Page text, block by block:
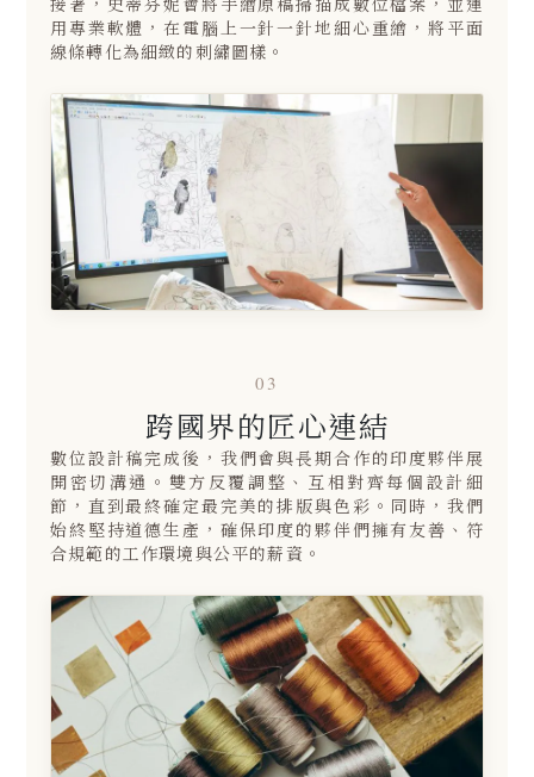
用專業軟體，在電腦上一針一針地細心重繪，將平面
線條轉化為細緻的刺繡圖樣。
03
跨國界的匠心連結
數位設計稿完成後，我們會與長期合作的印度夥伴展
開密切溝通。雙方反覆調整、互相對齊每個設計細
節，直到最終確定最完美的排版與色彩。同時，我們
始終堅持道德生產，確保印度的夥伴們擁有友善、符
合規範的工作環境與公平的薪資。